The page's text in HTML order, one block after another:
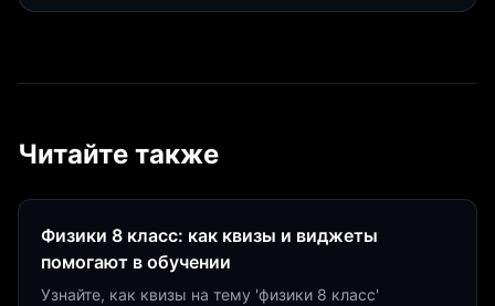
Читайте также
Физики 8 класс: как квизы и виджеты
помогают в обучении
Узнайте, как квизы на тему 'физики 8 класс'